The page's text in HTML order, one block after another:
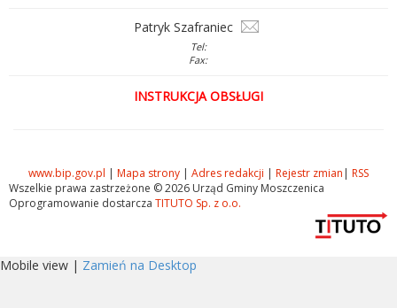
Patryk Szafraniec
Tel:
Fax:
INSTRUKCJA OBSŁUGI
www.bip.gov.pl | Mapa strony | Adres redakcji | Rejestr zmian | RSS
Wszelkie prawa zastrzeżone © 2026 Urząd Gminy Moszczenica
Oprogramowanie dostarcza TITUTO Sp. z o.o.
Mobile view | Zamień na Desktop